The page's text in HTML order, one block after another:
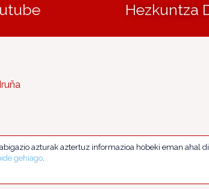
Hezkuntza
azturak aztertuz informazioa hobeki eman
gehiago.